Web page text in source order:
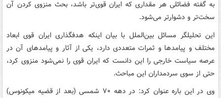
به گفته فضائلی هر مقداری که ایران قوی‌تر باشد، بحث منزوی کردن آن
سخت‌تر و دشوارتر می‌شود.
این تحلیلگر مسائل بین‌الملل با بیان اینکه هدفگذاری ایران قوی ابعاد
مختلف و پیامدها و ثمرات متعددی دارد، یکی از آثار و پیامدهای آن در
عرصه سیاست خارجی را این دانست که ایران قوی را نمی‌شود منزوی کرد،
حتی از سوی سردمداران این مباحث.
وی در این باره عنوان کرد: در دهه ۷۰ شمسی (بعد از قضیه میکونوس)